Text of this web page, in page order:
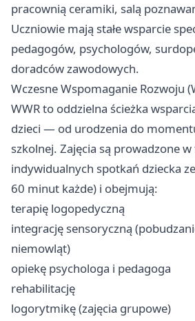
pracownią ceramiki, salą
Uczniowie mają stałe wsparcie
pedagogów, psychologów,
doradców zawodowych.
Wczesne Wspomaganie Rozwoju
WWR to oddzielna ścieżka
dzieci — od urodzenia do
szkolnej. Zajęcia są prowadzone
indywidualnych spotkań dziecka
60 minut każde) i obejmują:
terapię logopedyczną
integrację sensoryczną
niemowląt)
opiekę psychologa i pedagoga
rehabilitację
logorytmikę (zajęcia grupowe)